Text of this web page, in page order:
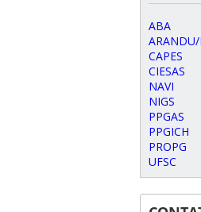
ABA
CAPES
CIESAS
NAVI
NIGS
PPGAS
PPGICH
PROPG
UFSC